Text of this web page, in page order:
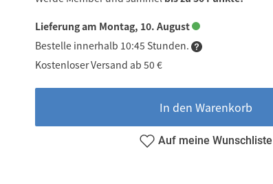
Lieferung am Montag, 10. August
Bestelle innerhalb 10:45 Stunden.
Kostenloser Versand ab 50 €
In den Warenkorb
Auf meine Wunschliste